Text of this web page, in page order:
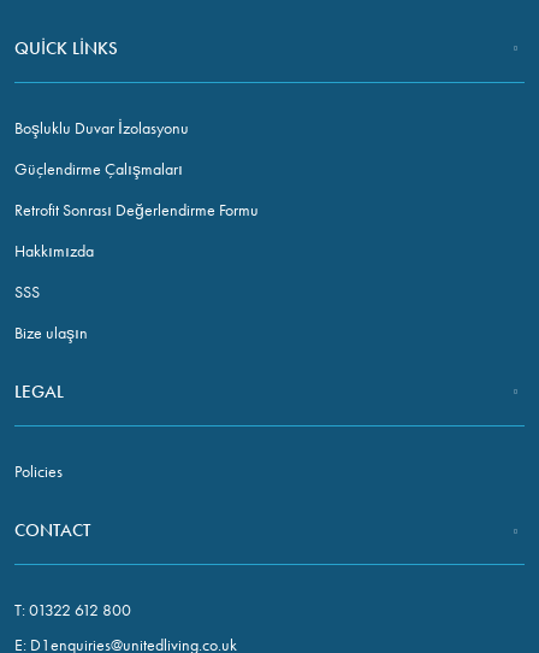
QUICK LINKS
Boşluklu Duvar İzolasyonu
Güçlendirme Çalışmaları
Retrofit Sonrası Değerlendirme Formu
Hakkımızda
SSS
Bize ulaşın
LEGAL
Policies
CONTACT
T:01322 612 800
E: D1enquiries@unitedliving.co.uk